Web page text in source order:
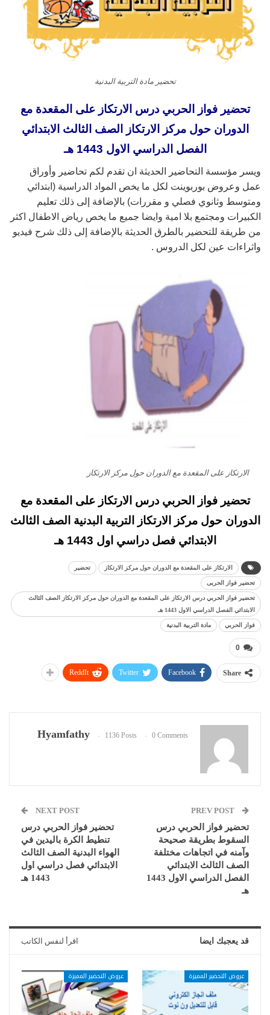
تحضير مادة التربية البدنية
تحضير فواز الحربي درس الارتكاز على المقعدة مع
الدوران حول مركز الارتكاز الصف الثالث الابتدائي
الفصل الدراسي الاول 1443 هـ
ويسر مؤسسة التحاضير الحديثة ان تقدم لكم تحاضير وأوراق
عمل وعروض بوربوينت لكل ما يخص المواد الدراسية (ابتدائي
ومتوسط وثانوي فصلي و مقررات) بالإضافة إلى ذلك تعليم
الكبيرات ومجتمع بلا امية وايضا جميع ما يخص رياض الاطفال اكثر
من طريقة للتحضير بالطرق الحديثة بالإضافة إلى ذلك شرح فيديو
واثراءات عين لكل الدروس .
الارتكاز على المقعدة مع الدوران حول مركز الارتكاز
تحضير فواز الحربي درس الارتكاز على المقعدة مع
الدوران حول مركز الارتكاز التربية البدنية الصف الثالث
الابتدائي فصل دراسي اول 1443 هـ
الارتكاز على المقعدة مع الدوران حول مركز الارتكاز تحضير
تحضير فواز الحربى
تحضير فواز الحربي درس الارتكاز على المقعدة مع الدوران حول مركز الارتكاز الصف الثالث
الابتدائي الفصل الدراسي الاول 1443 هـ
فواز الحربي مادة التربية البدنية
0
Share
Facebook
Twitter
ReddIt
Hyamfathy 1136 Posts 0 Comments
تحضير فواز الحربي درس
السقوط بطريقة صحيحة
وآمنه في اتجاهات مختلفة
الصف الثالث الابتدائي
الفصل الدراسي الاول 1443
هـ
NEXT POST
تحضير فواز الحربي درس
تنطيط الكرة باليدين في
الهواء البدنية الصف الثالث
الابتدائي فصل دراسي اول
1443 هـ
قد يعجبك ايضا اقرأ لنفس الكاتب
عروض التحضير المميزة عروض التحضير المميزة